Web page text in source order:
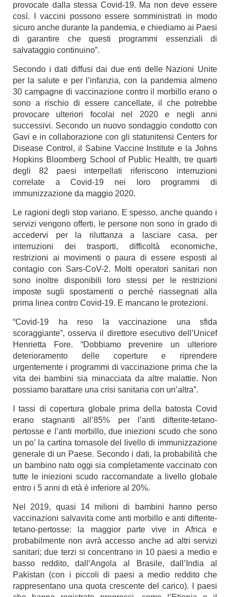
provocate dalla stessa Covid-19. Ma non deve essere
così. I vaccini possono essere somministrati in modo
sicuro anche durante la pandemia, e chiediamo ai Paesi
di garantire che questi programmi essenziali di
salvataggio continuino”.
Secondo i dati diffusi dai due enti delle Nazioni Unite
per la salute e per l’infanzia, con la pandemia almeno
30 campagne di vaccinazione contro il morbillo erano o
sono a rischio di essere cancellate, il che potrebbe
provocare ulteriori focolai nel 2020 e negli anni
successivi. Secondo un nuovo sondaggio condotto con
Gavi e in collaborazione con gli statunitensi Centers for
Disease Control, il Sabine Vaccine Institute e la Johns
Hopkins Bloomberg School of Public Health, tre quarti
degli 82 paesi interpellati riferiscono interruzioni
correlate a Covid-19 nei loro programmi di
immunizzazione da maggio 2020.
Le ragioni degli stop variano. E spesso, anche quando i
servizi vengono offerti, le persone non sono in grado di
accedervi per la riluttanza a lasciare casa, per
interruzioni dei trasporti, difficoltà economiche,
restrizioni ai movimenti o paura di essere esposti al
contagio con Sars-CoV-2. Molti operatori sanitari non
sono inoltre disponibili loro stessi per le restrizioni
imposte sugli spostamenti o perché riassegnati alla
prima linea contro Covid-19. E mancano le protezioni.
“Covid-19 ha reso la vaccinazione una sfida
scoraggiante”, osserva il direttore esecutivo dell’Unicef
Henrietta Fore. “Dobbiamo prevenire un ulteriore
deterioramento delle coperture e riprendere
urgentemente i programmi di vaccinazione prima che la
vita dei bambini sia minacciata da altre malattie. Non
possiamo barattare una crisi sanitaria con un’altra”.
I tassi di copertura globale prima della batosta Covid
erano stagnanti all’85% per l’anti difterite-tetano-
pertosse e l’anti morbillo, due iniezioni scudo che sono
un po’ la cartina tornasole del livello di immunizzazione
generale di un Paese. Secondo i dati, la probabilità che
un bambino nato oggi sia completamente vaccinato con
tutte le iniezioni scudo raccomandate a livello globale
entro i 5 anni di età è inferiore al 20%.
Nel 2019, quasi 14 milioni di bambini hanno perso
vaccinazioni salvavita come anti morbillo e anti difterite-
tetano-pertosse: la maggior parte vive in Africa e
probabilmente non avrà accesso anche ad altri servizi
sanitari; due terzi si concentrano in 10 paesi a medio e
basso reddito, dall’Angola al Brasile, dall’India al
Pakistan (con i piccoli di paesi a medio reddito che
rappresentano una quota crescente del carico). I paesi